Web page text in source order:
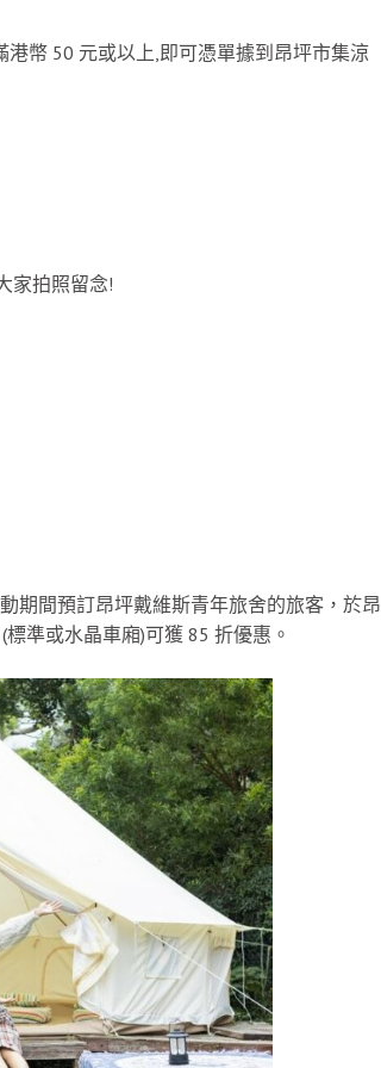
幣 50 元或以上,即可憑單據到昂坪市集涼
家拍照留念!
期間預訂昂坪戴維斯青年旅舍的旅客，於昂
準或水晶車廂)可獲 85 折優惠。